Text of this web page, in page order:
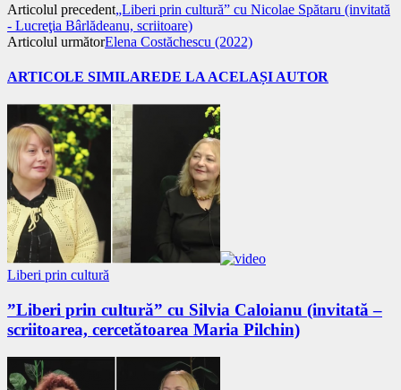
Articolul precedent„Liberi prin cultură” cu Nicolae Spătaru (invitată
- Lucreţia Bârlădeanu, scriitoare)
Articolul următorElena Costăchescu (2022)
ARTICOLE SIMILAREDE LA ACELAȘI AUTOR
Liberi prin cultură
”Liberi prin cultură” cu Silvia Caloianu (invitată –
scriitoarea, cercetătoarea Maria Pilchin)